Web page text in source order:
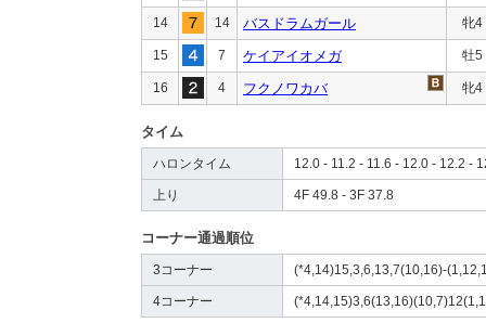
14 14 バスドラムガール 牝4
15 7 ケイアイオメガ 牡5
16 4 フクノワカバ 牝4
タイム
ハロンタイム 12.0 - 11.2 - 11.6 - 12.0 - 12.2 -
上り 4F 49.8 - 3F 37.8
コーナー通過順位
3コーナー (*4,14)15,3,6,13,7(10,16)-
4コーナー